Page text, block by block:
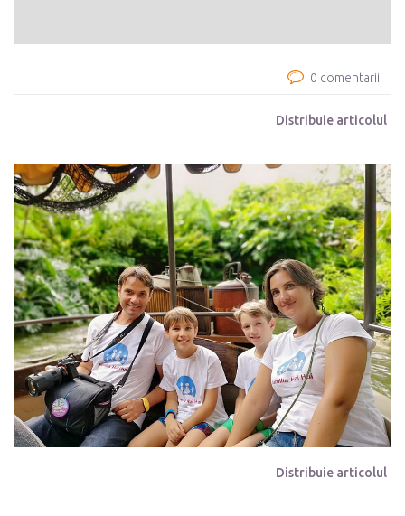
0 comentarii
Distribuie articolul
Distribuie articolul